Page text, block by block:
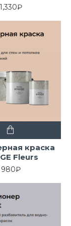
1,330₽
краска
Fleurs
980₽